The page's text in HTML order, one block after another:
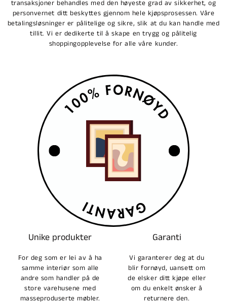
transaksjoner behandles med den høyeste grad av sikkerhet, og
personvernet ditt beskyttes gjennom hele kjøpsprosessen. Våre
betalingsløsninger er pålitelige og sikre, slik at du kan handle med
tillit. Vi er dedikerte til å skape en trygg og pålitelig
shoppingopplevelse for alle våre kunder.
Unike produkter
For deg som er lei av å ha
samme interiør som alle
andre som handler på de
store varehusene med
masseproduserte møbler.
Garanti
Vi garanterer deg at du
blir fornøyd, uansett om
de elsker ditt kjøpe eller
om du enkelt ønsker å
returnere den.